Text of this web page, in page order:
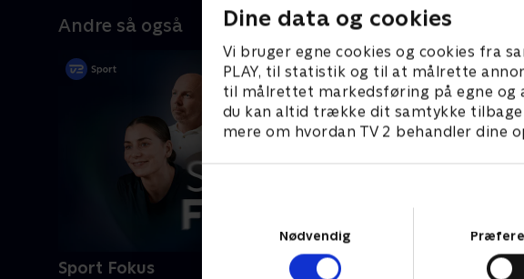
Dine data og cookies
Vi bruger egne cookies og cookies fra
PLAY, til statistik og til at målrette
til målrettet markedsføring på egne og
du kan altid trække dit samtykke tilbage
mere om hvordan TV 2 behandler dine
Nødvendig
Andre så også
Sport Fokus